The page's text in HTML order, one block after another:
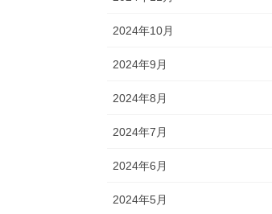
2024年10月
2024年9月
2024年8月
2024年7月
2024年6月
2024年5月